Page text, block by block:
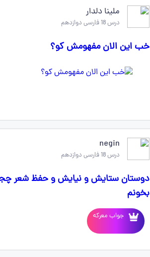
ملینا دلدار
درس 18 فارسی دوازدهم
خب این الان مفهومش کو؟
negin
درس 18 فارسی دوازدهم
دوستان ستایش و نیایش و حفظ شعر
بخونم
جواب معرکه